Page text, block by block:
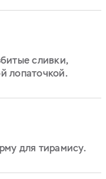
сливки,
лопаточкой.
для тирамису.